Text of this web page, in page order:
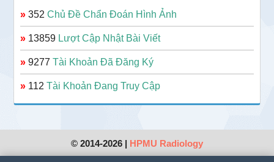
» 352Chủ Đề Chẩn Đoán Hình Ảnh
» 13859 Lượt Cập Nhật Bài Viết
» 9277Tài Khoản Đã Đăng Ký
» 112Tài Khoản Đang Truy Cập
© 2014-2026 | HPMU Radiology